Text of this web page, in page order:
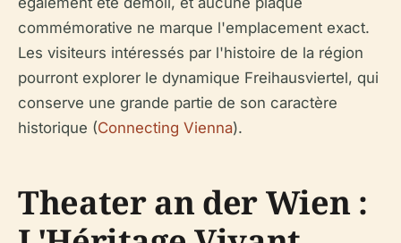
commémorative ne marque l'emplacement exact.
Les visiteurs intéressés par l'histoire de la région
pourront explorer le dynamique Freihausviertel, qui
conserve une grande partie de son caractère
historique (Connecting Vienna).
Theater an der Wien :